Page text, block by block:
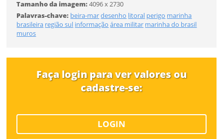
Tamanho da imagem:4096 x 2730
Palavras-chave: beira-mardesenho litoral perigo marinha
brasileira região sul informação área militar marinha do brasil
muros
Faça login para ver valores ou
cadastre-se:
LOGIN
FINALIZAR
CADASTRAR
Tipo de download